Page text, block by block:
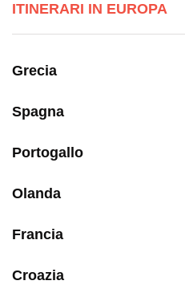
ITINERARI IN EUROPA
Grecia
Spagna
Portogallo
Olanda
Francia
Croazia